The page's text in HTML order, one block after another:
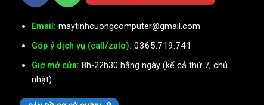
Email: maytinhcuongcomputer@gmail.com
Góp ý dịch vụ (call/zalo): 0365.719.741
Giờ mở cửa: 8h-22h30 hằng ngày (kể cả thứ 7, chủ
nhật)